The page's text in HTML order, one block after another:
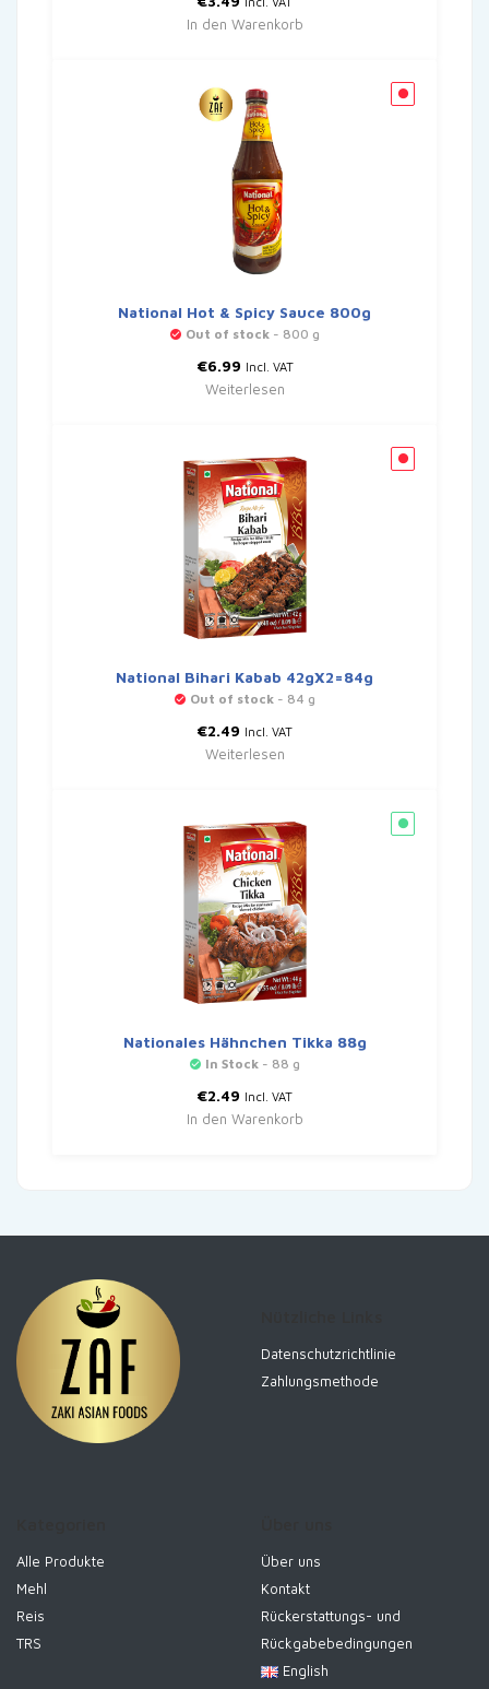
In den Warenkorb
National Hot & Spicy Sauce 800g
Out of stock - 800 g
€6.99 Incl. VAT
Weiterlesen
National Bihari Kabab 42gX2=84g
Out of stock - 84 g
€2.49 Incl. VAT
Weiterlesen
Nationales Hähnchen Tikka 88g
In Stock - 88 g
€2.49 Incl. VAT
In den Warenkorb
Datenschutzrichtlinie
Zahlungsmethode
Alle Produkte
Mehl
Reis
TRS
Über uns
Kontakt
Rückerstattungs- und
Rückgabebedingungen
English